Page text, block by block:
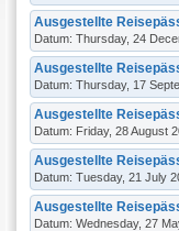
Ausgestellte
Datum: Thursday, 24
Ausgestellte
Datum: Thursday, 17
Ausgestellte
Datum: Friday, 28 August
Ausgestellte
Datum: Tuesday, 21 July
Ausgestellte
Datum: Wednesday, 27